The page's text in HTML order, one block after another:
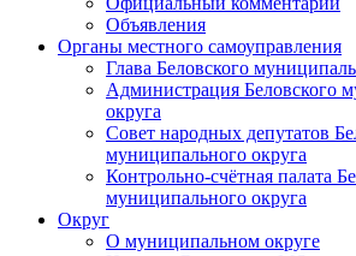
Объявления
Органы местного самоуправления
Глава Беловского
Администрация Беловского
округа
Совет народных депутатов
муниципального округа
Контрольно-счётная палата
муниципального округа
Округ
О муниципальном округе